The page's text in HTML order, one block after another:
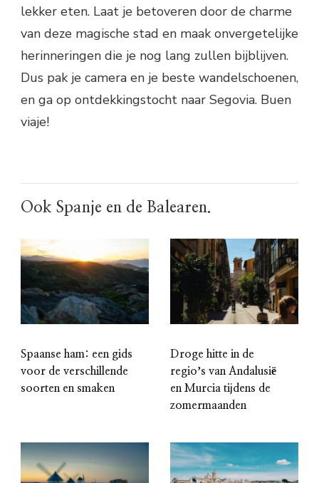
lekker eten. Laat je betoveren door de charme
van deze magische stad en maak onvergetelijke
herinneringen die je nog lang zullen bijblijven.
Dus pak je camera en je beste wandelschoenen,
en ga op ontdekkingstocht naar Segovia. Buen
viaje!
Ook Spanje en de Balearen.
Spaanse ham: een gids
voor de verschillende
soorten en smaken
Droge hitte in de
regioʼs van Andalusië
en Murcia tijdens de
zomermaanden